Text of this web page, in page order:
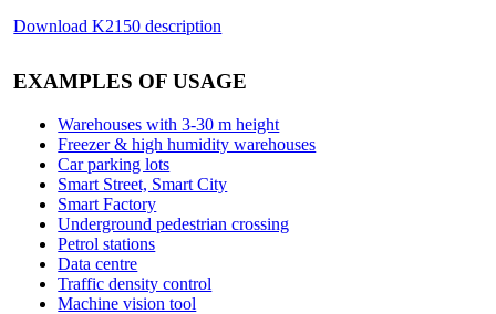
Download K2150 description
EXAMPLES OF USAGE
Warehouses with 3-30 m height
Freezer & high humidity warehouses
Car parking lots
Smart Street, Smart City
Smart Factory
Underground pedestrian crossing
Petrol stations
Data centre
Traffic density control
Machine vision tool